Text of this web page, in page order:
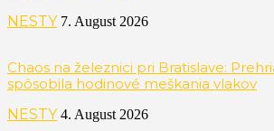
NESTY 7. August 2026
Chaos na železnici pri Bratislave:
spôsobila hodinové meškania vlakov
NESTY 4. August 2026